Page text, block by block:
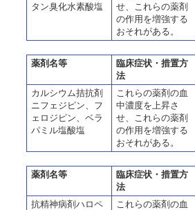
タン臭化水素酸塩
せ、これらの薬剤
の作用を増強する
おそれがある。
薬剤名等
臨床症状・措置方
法
カルシウム拮抗剤
ニフェジピン、フ
ェロジピン、ベラ
パミル塩酸塩
これらの薬剤の血
中濃度を上昇さ
せ、これらの薬剤
の作用を増強する
おそれがある。
薬剤名等
臨床症状・措置方
法
抗精神病剤ハロペ
これらの薬剤の血